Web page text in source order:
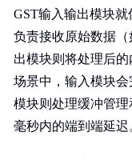
GST输入输出模块
负责接收原始数据
出模块则将处理后
场景中，输入模块
模块则处理缓冲管
毫秒内的端到端延迟